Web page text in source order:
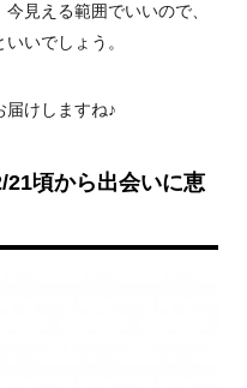
見える範囲でいいので、
いでしょう。
届けしますね♪
21頃から出会いに恵